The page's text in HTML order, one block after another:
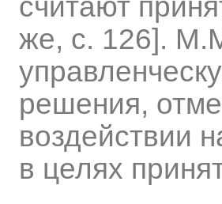
считают
же, с. 126].
решения,
воздействии
в целях